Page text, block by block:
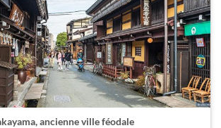
ancienne ville féodale